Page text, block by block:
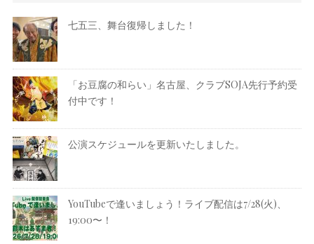
七五三、舞台復帰しました！
「お豆腐の和らい」名古屋、クラブSOJA先行予約受
付中です！
公演スケジュールを更新いたしました。
YouTubeで逢いましょう！ライブ配信は7/28(火)、
19:00〜！